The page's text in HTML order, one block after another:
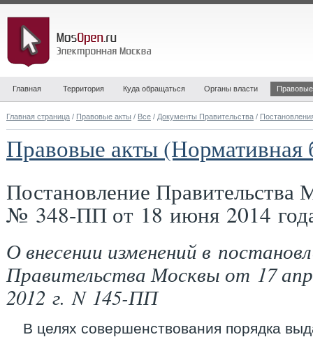
Главная Территория Куда обращаться Органы власти
Главная страница / Правовые акты / Все / Документы Правительства /
Правовые акты (Нормативная
Постановление Правительства
№ 348-ПП от 18 июня 2014
О внесении изменений в
Правительства Москвы от 17
2012 г. N 145-ПП
В целях совершенствования порядка